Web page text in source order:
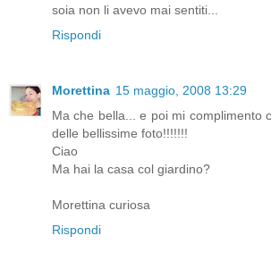
soia non li avevo mai sentiti...
Rispondi
Morettina 15 maggio, 2008 13:29
Ma che bella... e poi mi complimento
delle bellissime foto!!!!!!!
Ciao
Ma hai la casa col giardino?
Morettina curiosa
Rispondi